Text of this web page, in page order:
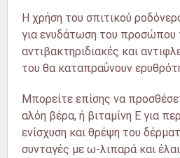
Η χρήση του σπιτικού
για ενυδάτωση του προσώπου
αντιβακτηριδιακές και
του θα καταπραΰνουν
Μπορείτε επίσης να
αλόη βέρα, ή βιταμίνη Ε για
ενίσχυση και θρέψη του
συνταγές με ω-λιπαρά και